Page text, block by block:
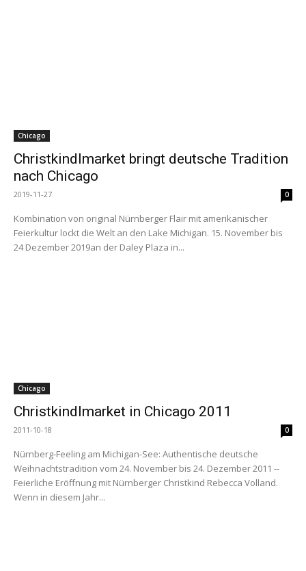
Chicago
Christkindlmarket bringt deutsche Tradition
nach Chicago
2019-11-27 0
Kombination von original Nürnberger Flair mit amerikanischer
Feierkultur lockt die Welt an den Lake Michigan. 15. November bis
24 Dezember 2019an der Daley Plaza in...
Chicago
Christkindlmarket in Chicago 2011
2011-10-18 0
Nürnberg-Feeling am Michigan-See: Authentische deutsche
Weihnachtstradition vom 24. November bis 24. Dezember 2011 --
Feierliche Eröffnung mit Nürnberger Christkind Rebecca Volland.
Wenn in diesem Jahr...